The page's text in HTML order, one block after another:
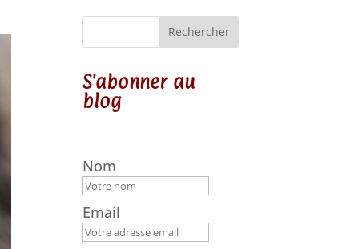
Rechercher
S'abonner au
blog
Nom
Email